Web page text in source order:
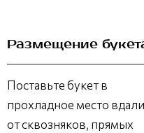
Размещение
Поставьте букет в
прохладное место вдали
от сквозняков, прямых